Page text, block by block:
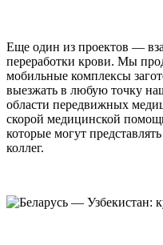
Еще один из проектов —
переработки крови. Мы
мобильные комплексы
выезжать в любую точку
области передвижных
скорой медицинской
которые могут
коллег.